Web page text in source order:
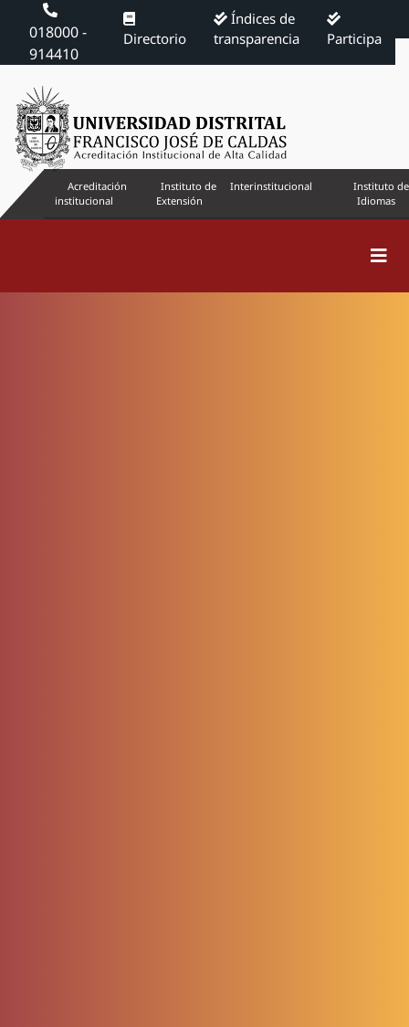
018000 -
914410
Directorio
Índices de
transparencia
Participa
Acreditación
institucional
Instituto de
Extensión
Interinstitucional
Instituto de
Idiomas